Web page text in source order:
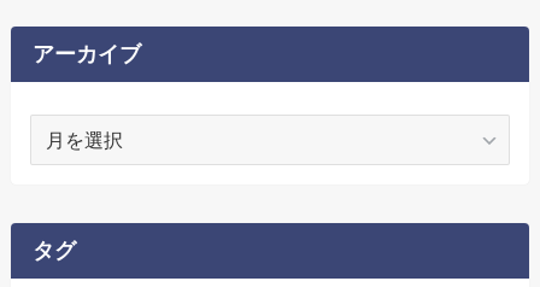
アーカイブ
イ
ブ
タグ